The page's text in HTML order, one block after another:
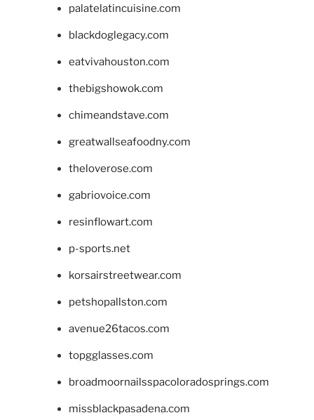
palatelatincuisine.com
blackdoglegacy.com
eatvivahouston.com
thebigshowok.com
chimeandstave.com
greatwallseafoodny.com
theloverose.com
gabriovoice.com
resinflowart.com
p-sports.net
korsairstreetwear.com
petshopallston.com
avenue26tacos.com
topgglasses.com
broadmoornailsspacoloradosprings.com
missblackpasadena.com